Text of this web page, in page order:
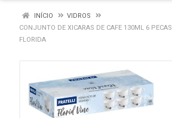
INÍCIO
VIDROS
CONJUNTO DE XICARAS DE CAFE 130ML 6 PECAS
FLORIDA